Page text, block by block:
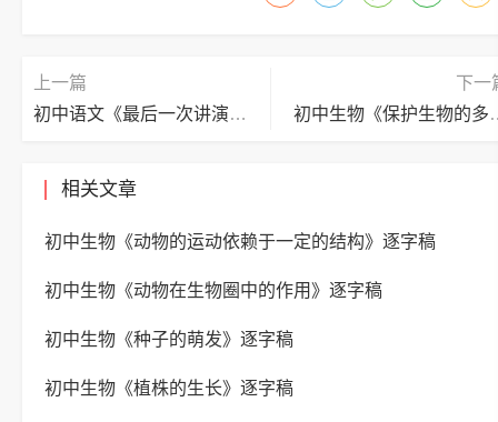
上一篇
初中语文《最后一次讲演》逐字稿
下一
初中生物
相关文章
初中生物《动物的运动依赖于一定的结构》逐字稿
初中生物《动物在生物圈中的作用》逐字稿
初中生物《种子的萌发》逐字稿
初中生物《植株的生长》逐字稿